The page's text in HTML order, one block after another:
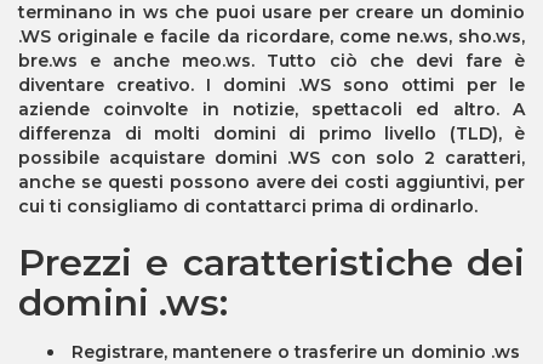
terminano in ws che puoi usare per creare un dominio
.WS originale e facile da ricordare, come ne.ws, sho.ws,
bre.ws e anche meo.ws. Tutto ciò che devi fare è
diventare creativo. I domini .WS sono ottimi per le
aziende coinvolte in notizie, spettacoli ed altro. A
differenza di molti domini di primo livello (TLD), è
possibile acquistare domini .WS con solo 2 caratteri,
anche se questi possono avere dei costi aggiuntivi, per
cui ti consigliamo di contattarci prima di ordinarlo.
Prezzi e caratteristiche dei
domini .ws:
Registrare, mantenere o trasferire un dominio .ws